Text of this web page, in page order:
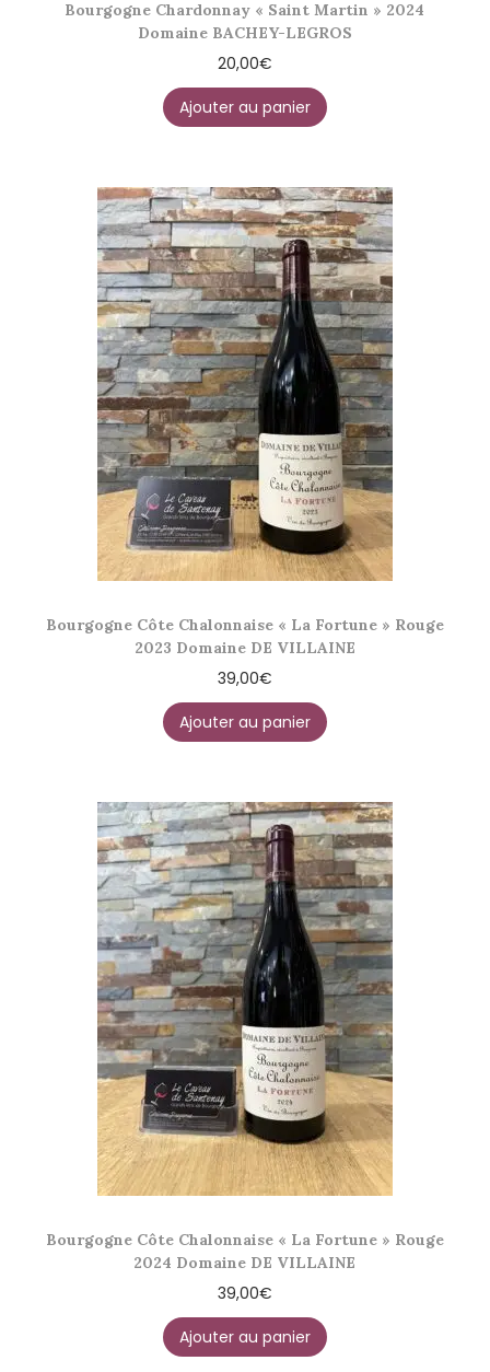
Bourgogne Chardonnay « Saint Martin » 2024
Domaine BACHEY-LEGROS
20,00€
Ajouter au panier
Bourgogne Côte Chalonnaise « La Fortune » Rouge
2023 Domaine DE VILLAINE
39,00€
Ajouter au panier
Bourgogne Côte Chalonnaise « La Fortune » Rouge
2024 Domaine DE VILLAINE
39,00€
Ajouter au panier